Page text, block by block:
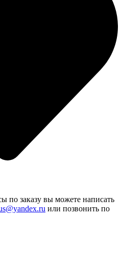
по заказу вы можете написать
или позвонить по